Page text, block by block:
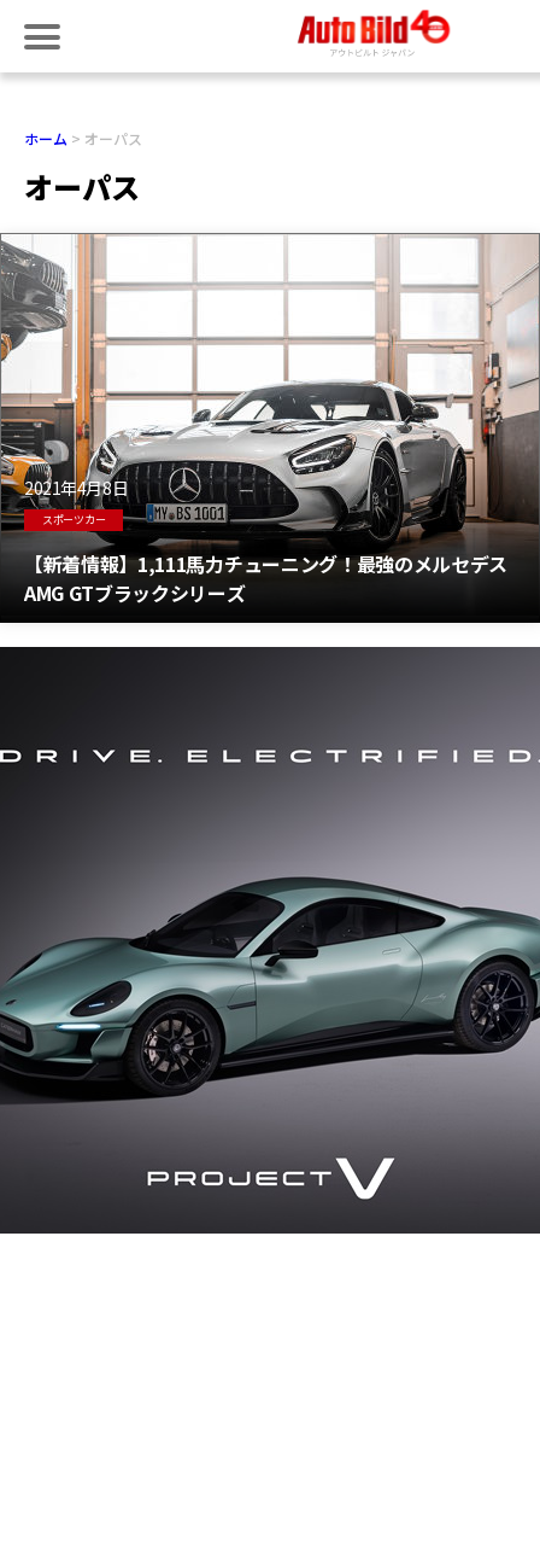
ホーム オーパス
オーパス
2021年4月8日
スポーツカー
【新着情報】1,111馬力チューニング！最強のメルセデス
AMG GTブラックシリーズ